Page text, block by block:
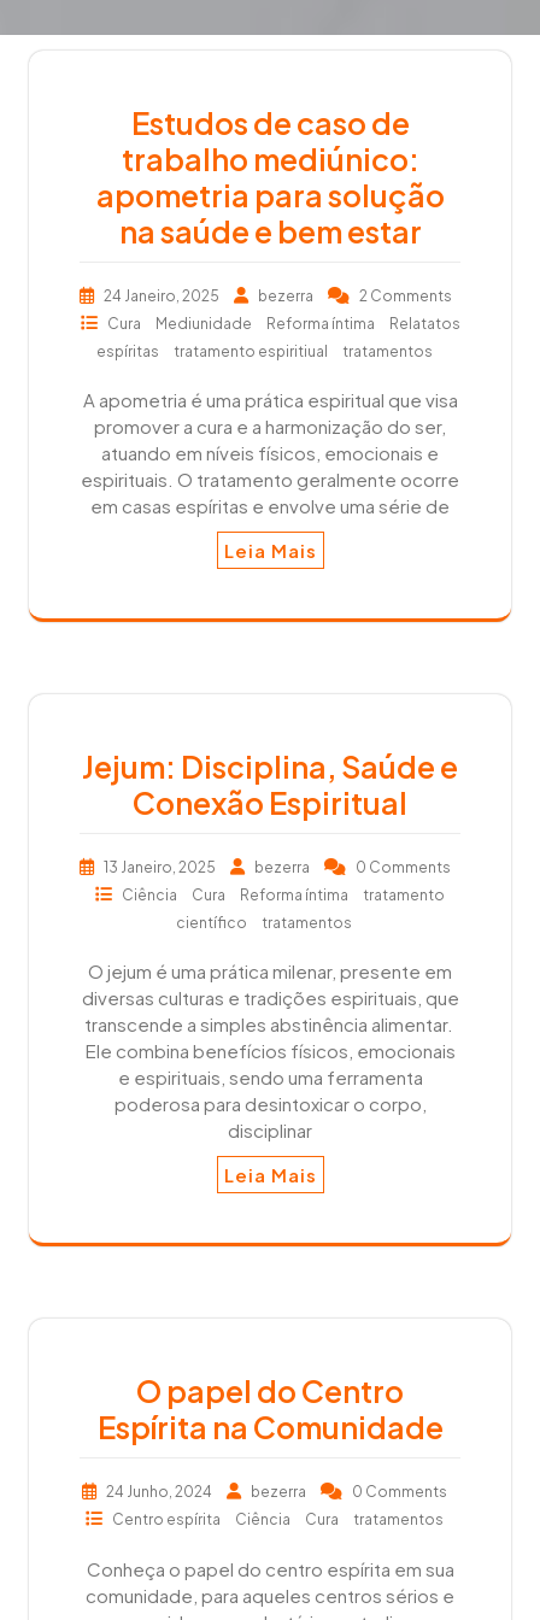
Estudos de caso de
trabalho mediúnico:
apometria para solução
na saúde e bem estar
24 Janeiro, 2025 bezerra
2 Comments
Cura
Mediunidade Reforma íntima
Relatatos
espíritas
tratamento espiritiual tratamentos
A apometria é uma prática espiritual que visa
promover a cura e a harmonização do ser,
atuando em níveis físicos, emocionais e
espirituais. O tratamento geralmente ocorre
em casas espíritas e envolve uma série de
Leia Mais
Jejum: Disciplina, Saúde e
Conexão Espiritual
13 Janeiro, 2025 bezerra
0 Comments
Ciência
Cura Reforma íntima
tratamento
científico
tratamentos
O jejum é uma prática milenar, presente em
diversas culturas e tradições espirituais, que
transcende a simples abstinência alimentar.
Ele combina benefícios físicos, emocionais
e espirituais, sendo uma ferramenta
poderosa para desintoxicar o corpo,
disciplinar
Leia Mais
O papel do Centro
Espírita na Comunidade
24 Junho, 2024 bezerra
0 Comments
Centro espírita
Ciência Cura tratamentos
Conheça o papel do centro espírita em sua
comunidade, para aqueles centros sérios e